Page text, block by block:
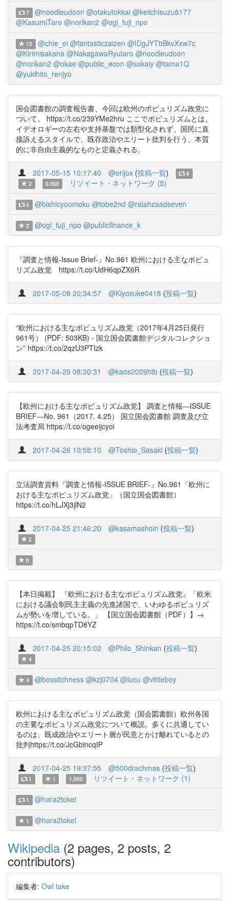
7 @noodleudoon @otakutokkai @keiichisuzu8177
@KasumiTaro @norikan2 @ogi_fuji_npo
12 @chie_ei @fantasticzaizen @IDgJYTbBkvXxw7c
@Kirimisakana @NakagawaRyutaro @noodleudoon
@norikan2 @okae @public_econ @sakaiy @tama1Q
@yukihito_renjyo
国会図書館の調査報告書、今回は欧州のポピュリズム政党に
ついて。 https://t.co/239YMe2hru ここでポピュリズムとは、
イデオロギーの左右や支持基盤では類型化されず、国民に直
接訴えるスタイルで、既存政治やエリート批判を行う、本質
的に非自由主義的なものと定義される。
2017-05-15 10:17:40 @orijox (投稿一覧)
4
2
0.000 リツイート・ネットワーク (5)
5 @bishicyoumoku @tobe2nd @ralahzaadseven
2 @ogi_fuji_npo @publicfinance_k
『調査と情報-Issue Brief-』No.961 欧州における主なポピュ
リズム政党 https://t.co/UdH6qpZX6R
2017-05-08 20:34:57 @Kiyosuke0418 (投稿一覧)
“欧州における主なポピュリズム政党（2017年4月25日発行
961号） (PDF: 503KB) - 国立国会図書館デジタルコレクショ
ン” https://t.co/2qzU3PTIzk
2017-04-29 08:30:31 @kaos2009htb (投稿一覧)
【欧州における主なポピュリズム政党】 調査と情報―ISSUE
BRIEF―No. 961（2017. 4.25） 国立国会図書館 調査及び立
法考査局 https://t.co/ogeeijcyoi
2017-04-26 10:58:10 @Toshio_Sasaki (投稿一覧)
立法調査資料『調査と情報-ISSUE BRIEF-』No.961「欧州に
おける主なポピュリズム政党」（国立国会図書館）
https://t.co/hLJXj3jlN2
2017-04-25 21:46:20 @kasamashoin (投稿一覧)
2
0
【本日掲載】 『欧州における主なポピュリズム政党』「欧米
における議会制民主主義の先進諸国で、いわゆるポピュリズ
ムが勢いを増している。」 【国立国会図書館（PDF）】→
https://t.co/smbqpTD8YZ
2017-04-25 20:15:02 @Philo_Shinkan (投稿一覧)
4
4 @bossitchness @kzj0704 @lucu @vittleboy
欧州における主なポピュリズム政党（国会図書館）欧州各国
の主要なポピュリズム政党について概説。多くに共通してい
るのは、既成政治やエリート層が民意とかけ離れているとの
批判https://t.co/JcGbincqIP
2017-04-25 19:37:55 @500drachmas (投稿一覧)
1 1 1.000 リツイート・ネットワーク (1)
1 @hara2tokei
1 @hara2tokei
Wikipedia (2 pages, 2 posts, 2
contributors)
編集者: Owl take